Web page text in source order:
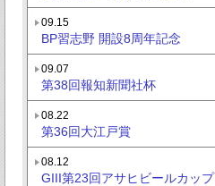
09.15
BP習志野 開設8周年記念
09.07
第38回報知新聞社杯
08.22
第36回大江戸賞
08.12
GIII第23回アサヒビールカップ